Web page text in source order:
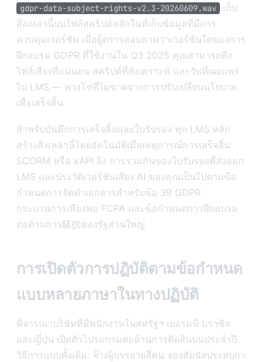
gdpr-data-subject-rights-v2.3-20260609.wav
เก็บ
สิ่งเหล่านี้บนไฟล์สคริปต์หลักในที่เก็บข้อมูลที่มีการ
ควบคุมเวอร์ชัน เมื่อผู้ตรวจสอบถามว่าเวอร์ชันใดของการ
ฝึกอบรม GDPR ที่ใช้งานใน Q3 2025 คุณสามารถดึง
ไฟล์เสียงที่แน่นอน สคริปต์ที่สังเคราะห์ และวันที่เผยแพร่
ไป LMS — ห่วงโซ่ที่ไม่ขาดจากการปรับเปลี่ยนนโยบาย
เพื่อเสร็จสิ้น
สำหรับบันทึกการเสร็จสิ้นและใบรับรอง ทุก LMS หลัก
สร้างสิ่งเหล่านี้โดยอัตโนมัติเมื่อเหตุการณ์การเสร็จสิ้น
SCORM หรือ xAPI ยิง การรวมกันของใบรับรองที่ส่งออก
LMS และประวัติเวอร์ชันเสียง AI ของคุณเป็นไปตามข้อ
กำหนดการจัดทำเอกสารสำหรับข้อ 39 GDPR
กระบวนการเพียงพอ FCPA และข้อกำหนดการฝึกอบรม
ต่อต้านการ騷扰ของรัฐส่วนใหญ่
การเปิดตัวการปฏิบัติตามข้อกำหนด
แบบหลายภาษาในทางปฏิบัติ
พิจารณาบริษัทที่มีพนักงานในสหรัฐฯ เยอรมนี บราซิล
และญี่ปุ่น เปิดตัวโปรแกรมต่อต้านการติดสินบนประจำปี
วิธีการแบบดั้งเดิม: จ้างผู้บรรยายสี่คน จองสัมผัสประสบกา